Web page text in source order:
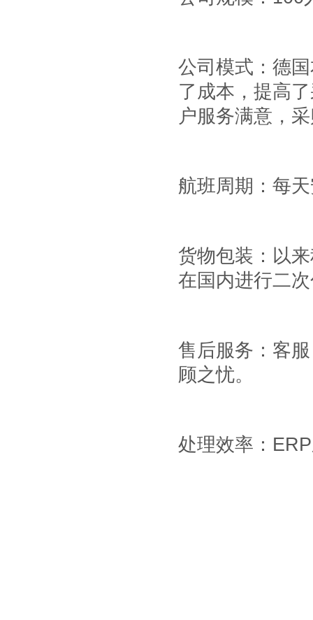
公司模式：德
了成本，提高
户服务满意，
航班周期：每
货物包装：以
在国内进行二
售后服务：客
顾之忧。
处理效率： ERP